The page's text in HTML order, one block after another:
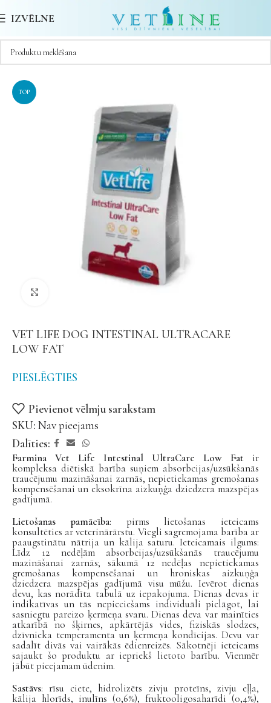
IZVĒLNE
TOP
VET LIFE DOG INTESTINAL ULTRACARE
LOW FAT
PIESLĒGTIES
Pievienot vēlmju sarakstam
SKU: Nav pieejams
Dalīties:
Farmina Vet Life Intestinal UltraCare Low Fat ir
kompleksa diētiskā barība suņiem absorbcijas/uzsūkšanās
traucējumu mazināšanai zarnās, nepietiekamas gremošanas
kompensēšanai un eksokrīna aizkuņģa dziedzera mazspējas
gadījumā.
Lietošanas pamācība: pirms lietošanas ieteicams
konsultēties ar veterinārārstu. Viegli sagremojama barība ar
paaugstinātu nātrija un kālija saturu. Ieteicamais ilgums:
Līdz 12 nedēļām absorbcijas/uzsūkšanās traucējumu
mazināšanai zarnās; sākumā 12 nedēļas nepietiekamas
gremošanas kompensēšanai un hroniskas aizkuņģa
dziedzera mazspējas gadījumā visu mūžu. Ievērot dienas
devu, kas norādīta tabulā uz iepakojuma. Dienas devas ir
indikatīvas un tās nepieciešams individuāli pielāgot, lai
sasniegtu pareizo ķermeņa svaru. Dienas deva var mainīties
atkarībā no šķirnes, apkārtējās vides, fiziskās slodzes,
dzīvnieka temperamenta un ķermeņa kondīcijas. Devu var
sadalīt divās vai vairākās ēdienreizēs. Sākotnēji ieteicams
sajaukt šo produktu ar iepriekš lietoto barību. Vienmēr
jābūt pieejamam ūdenim.
Sastāvs: rīsu ciete, hidrolizēts zivju proteīns, zivju eļļa,
kālija hlorīds, inulīns (0,6%), fruktooligosaharīdi (0,4%),